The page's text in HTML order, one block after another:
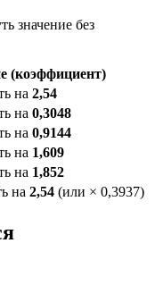
значение без
(коэффициент)
на 2,54
на 0,3048
на 0,9144
на 1,609
на 1,852
на 2,54 (или × 0,3937)